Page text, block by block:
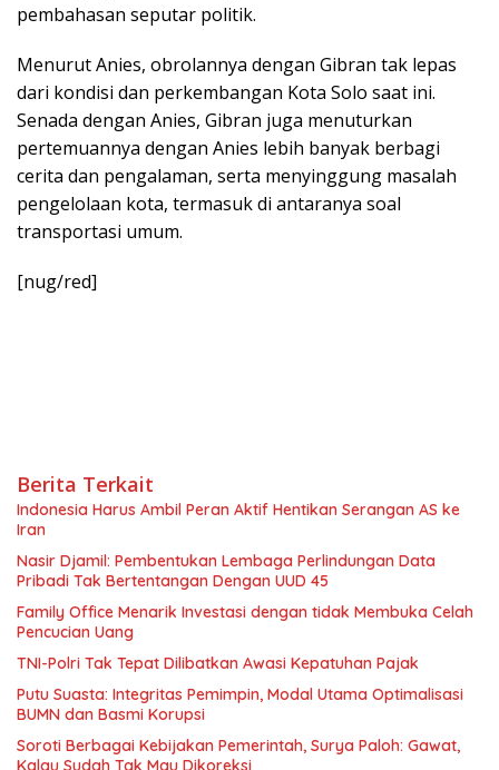
pembahasan seputar politik.
Menurut Anies, obrolannya dengan Gibran tak lepas
dari kondisi dan perkembangan Kota Solo saat ini.
Senada dengan Anies, Gibran juga menuturkan
pertemuannya dengan Anies lebih banyak berbagi
cerita dan pengalaman, serta menyinggung masalah
pengelolaan kota, termasuk di antaranya soal
transportasi umum.
[nug/red]
Berita Terkait
Indonesia Harus Ambil Peran Aktif Hentikan Serangan AS ke
Iran
Nasir Djamil: Pembentukan Lembaga Perlindungan Data
Pribadi Tak Bertentangan Dengan UUD 45
Family Office Menarik Investasi dengan tidak Membuka Celah
Pencucian Uang
TNI-Polri Tak Tepat Dilibatkan Awasi Kepatuhan Pajak
Putu Suasta: Integritas Pemimpin, Modal Utama Optimalisasi
BUMN dan Basmi Korupsi
Soroti Berbagai Kebijakan Pemerintah, Surya Paloh: Gawat,
Kalau Sudah Tak Mau Dikoreksi